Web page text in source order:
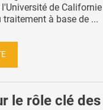
de
à base de ...
le rôle clé